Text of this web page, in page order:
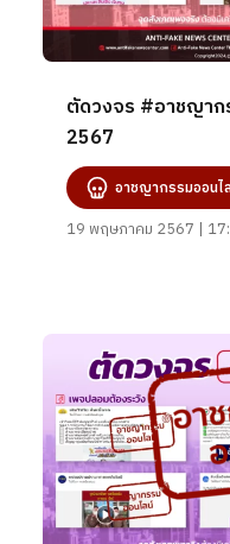
ตัดวงจร #อาชญา
2567
อาชญากรรมออนไ
19 พฤษภาคม 2567 |